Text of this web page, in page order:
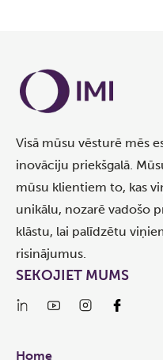
Visā mūsu vēsturē mēs
inovāciju priekšgalā.
mūsu klientiem to, kas
unikālu, nozarē vadošo
klāstu, lai palīdzētu
risinājumus.
Links
Home
SEKOJIET MUMS